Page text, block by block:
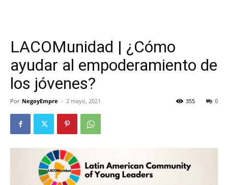
LACOMunidad | ¿Cómo
ayudar al empoderamiento de
los jóvenes?
Por NegoyEmpre - 2 mayo, 2021 0
355